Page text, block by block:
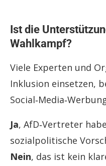
Ist die
Wahlkampf?
Viele Experten und
Inklusion einsetzen,
Ja, AfD‑Vertreter
sozialpolitische
Nein, das ist kein